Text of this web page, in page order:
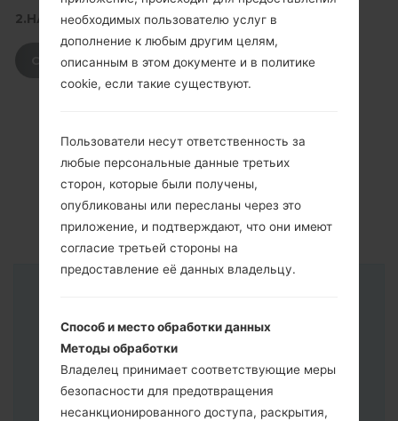
2.НАЖМИТЕ, ЧТОБЫ СКАЧАТЬ
СКАЧАТЬ
необходимых пользователю услуг в
дополнение к любым другим целям,
описанным в этом документе и в политике
cookie, если такие существуют.
Пользователи несут ответственность за
любые персональные данные третьих
сторон, которые были получены,
опубликованы или пересланы через это
приложение, и подтверждают, что они имеют
согласие третьей стороны на
предоставление её данных владельцу.
Способ и место обработки данных
Методы обработки
Владелец принимает соответствующие меры
безопасности для предотвращения
несанкционированного доступа, раскрытия,